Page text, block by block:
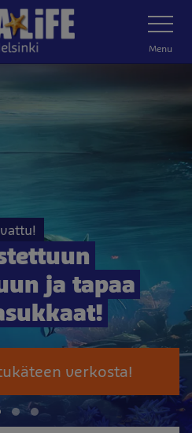
Toggle
Navigation
Menu
ja tapaa
verkosta!